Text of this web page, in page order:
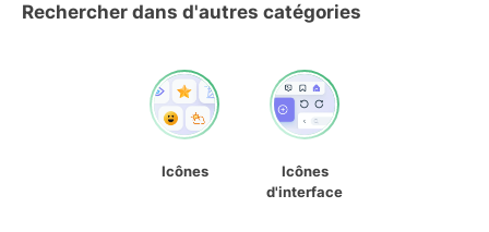
Rechercher dans d'autres catégories
Icônes
Icônes
d'interface